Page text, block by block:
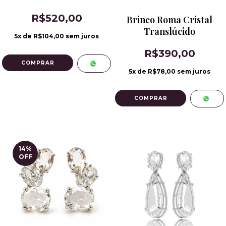
R$520,00
5x de R$104,00 sem juros
Brinco Roma Cristal
Translúcido
R$390,00
5x de R$78,00 sem juros
14%
OFF